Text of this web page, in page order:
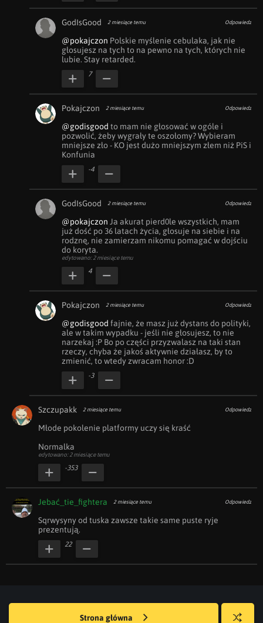
GodIsGood 2 miesiące temu Odpowiedz
@pokajczon Polskie myślenie cebulaka, jak nie
głosujesz na tych to na pewno na tych, których nie
lubie. Stay retarded.
7
Pokajczon 2 miesiące temu Odpowiedz
@godisgood to mam nie głosować w ogóle i
pozwolić, żeby wygrały te oszołomy? Wybieram
mniejsze zło - KO jest dużo mniejszym złem niż PiS i
Konfunia
-4
GodIsGood 2 miesiące temu Odpowiedz
@pokajczon Ja akurat pierd0le wszystkich, mam
już dość po 36 latach życia, głosuje na siebie i na
rodznę, nie zamierzam nikomu pomagać w dojściu
do koryta.
edytowano: 2 miesiące temu
4
Pokajczon 2 miesiące temu Odpowiedz
@godisgood fajnie, że masz już dystans do polityki,
ale w takim wypadku - jeśli nie głosujesz, to nie
narzekaj :P Bo po części przyzwalasz na taki stan
rzeczy, chyba że jakoś aktywnie działasz, by to
zmienić, to wtedy zwracam honor :D
-3
Szczupakk 2 miesiące temu Odpowiedz
Młode pokolenie platformy uczy się kraść
Normalka
edytowano: 2 miesiące temu
-353
Jebać_tie_fightera 2 miesiące temu Odpowiedz
Sqrwysyny od tuska zawsze takie same puste ryje
prezentują.
22
Strona główna